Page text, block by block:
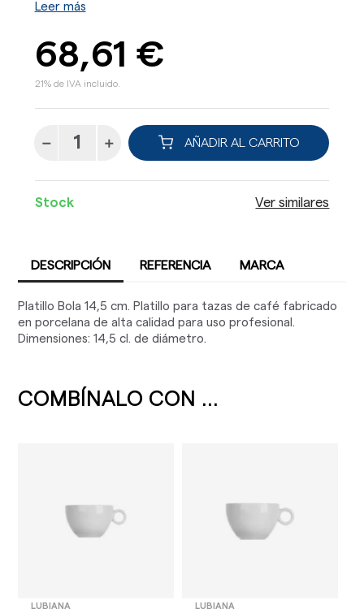
Leer más
68,61 €
21% de IVA incluido.
AÑADIR AL CARRITO
Stock Ver similares
DESCRIPCIÓN REFERENCIA MARCA
Platillo Bola 14,5 cm. Platillo para tazas de café fabricado
en porcelana de alta calidad para uso profesional.
Dimensiones: 14,5 cl. de diámetro.
COMBÍNALO CON ...
LUBIANA LUBIANA